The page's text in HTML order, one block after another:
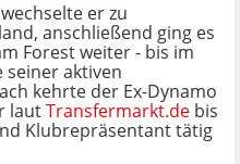
er zu
anschließend ging es
Forest weiter - bis im
seiner aktiven
kehrte der Ex-Dynamo
lautTransfermarkt.de bis
Klubrepräsentant tätig